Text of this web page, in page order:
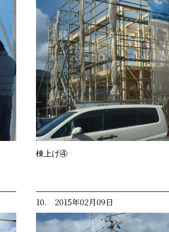
棟上げ④
10. 2015年02月09日